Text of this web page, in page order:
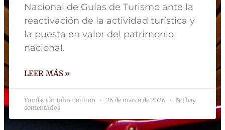
Nacional de Guías de Turismo ante la
reactivación de la actividad turística y
la puesta en valor del patrimonio
nacional.
LEER MÁS »
Fundación John Boulton 26 de marzo de 2026
No hay
comentarios